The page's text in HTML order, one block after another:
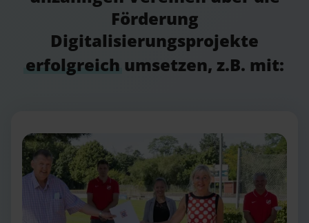
Förderung
Digitalisierungsprojekte
erfolgreich umsetzen, z.B. mit: